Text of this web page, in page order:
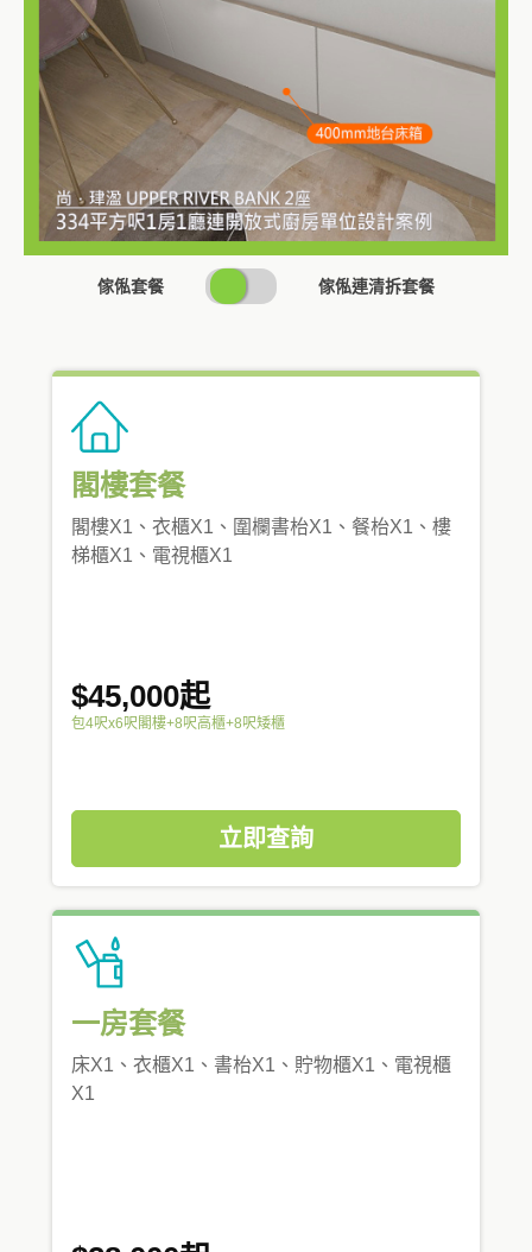
傢俬套餐
SWITCH
PRICING
傢俬連清拆套餐
閣樓套餐
閣樓X1、衣櫃X1、圍欄書枱X1、餐枱X1、樓
梯櫃X1、電視櫃X1
$45,000起
包4呎x6呎閣樓+8呎高櫃+8呎矮櫃
立即查詢
一房套餐
床X1、衣櫃X1、書枱X1、貯物櫃X1、電視櫃
X1